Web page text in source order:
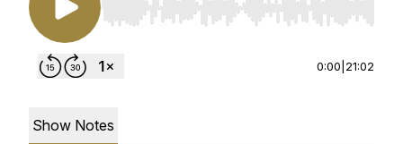
Use Left/Right to seek, Home/End to jump to
0:00 21:02
Show Notes